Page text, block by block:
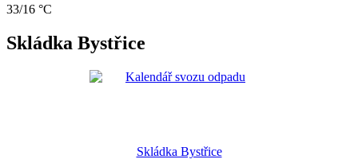
33/16 °C
Skládka Bystřice
Skládka Bystřice